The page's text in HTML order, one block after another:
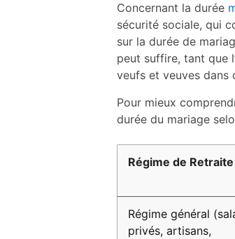
Concernant la durée
sécurité sociale, qui
sur la durée de
peut suffire, tant que
veufs et veuves dans
Pour mieux
durée du mariage
Régime de Retraite
Régime général
privés, artisans,